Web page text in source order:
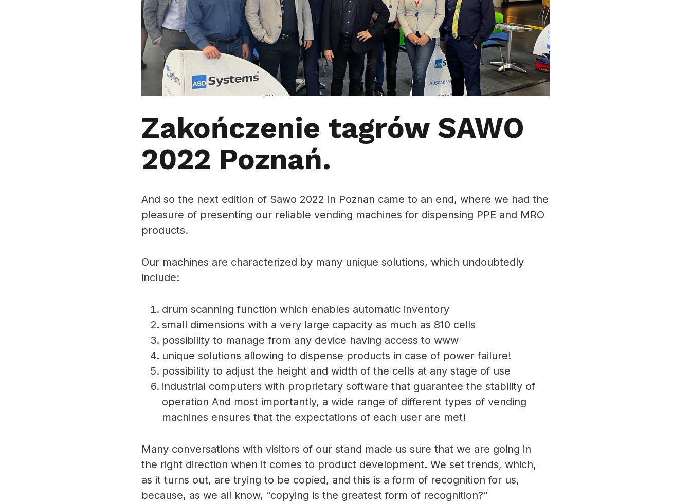
Zakończenie tagrów SAWO
2022 Poznań.
And so the next edition of Sawo 2022 in Poznan came to an end, where we had the
pleasure of presenting our reliable vending machines for dispensing PPE and MRO
products.
Our machines are characterized by many unique solutions, which undoubtedly
include:
drum scanning function which enables automatic inventory
small dimensions with a very large capacity as much as 810 cells
possibility to manage from any device having access to www
unique solutions allowing to dispense products in case of power failure!
possibility to adjust the height and width of the cells at any stage of use
industrial computers with proprietary software that guarantee the stability of
operation And most importantly, a wide range of different types of vending
machines ensures that the expectations of each user are met!
Many conversations with visitors of our stand made us sure that we are going in
the right direction when it comes to product development. We set trends, which,
as it turns out, are trying to be copied, and this is a form of recognition for us,
because, as we all know, “copying is the greatest form of recognition?”